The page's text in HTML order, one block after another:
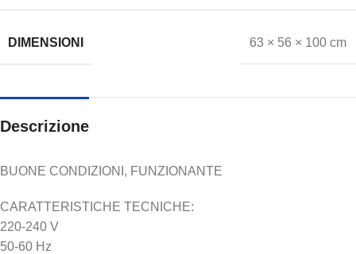
DIMENSIONI 63 × 56 × 100 cm
Descrizione
BUONE CONDIZIONI, FUNZIONANTE
CARATTERISTICHE TECNICHE:
220-240 V
50-60 Hz